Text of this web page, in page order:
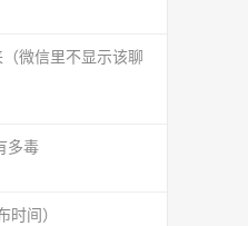
微信里不显示该聊
多毒
间）